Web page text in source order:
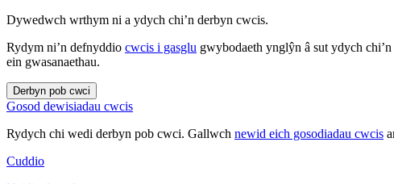
Dywedwch wrthym ni a ydych chi’n derbyn cwcis.
Rydym ni’n defnyddio cwcis i gasglu gwybodaeth ynglŷn â sut ydych
ein gwasanaethau.
Derbyn pob cwci
Gosod dewisiadau cwcis
Rydych chi wedi derbyn pob cwci. Gallwch newid eich gosodiadau cwcis
Cuddio